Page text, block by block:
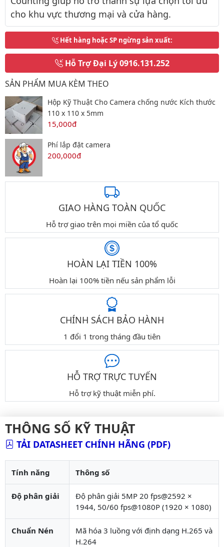
cho khu vực thương mại và cửa hàng.
Hết hàng hoặc SP ngừng sản xuất:
Hỗ Trợ Đại Lý0916.131.252
SẢN PHẨM MUA KÈM THEO
Hộp Kỹ Thuật Cho Camera chống nước Kích thước
110 x 110 x 5mm
15,000đ
Phí lắp đặt camera
200,000đ
GIAO HÀNG TOÀN QUỐC
Hỗ trợ giao trên mọi miền của tổ quốc
HOÀN LẠI TIỀN 100%
Hoàn lại 100% tiền nếu sản phẩm lỗi
CHÍNH SÁCH BẢO HÀNH
1 đổi 1 trong tháng đầu tiên
HỖ TRỢ TRỰC TUYẾN
Hỗ trợ kỹ thuật miễn phí.
THÔNG SỐ KỸ THUẬT
TẢI DATASHEET CHÍNH HÃNG (PDF)
Tính năng Thông số
Độ phân giải
Độ phân giải 5MP 20 fps@2592 ×
1944, 50/60 fps@1080P (1920 × 1080)
Chuẩn Nén
Mã hóa 3 luồng với định dạng H.265 và
H.264